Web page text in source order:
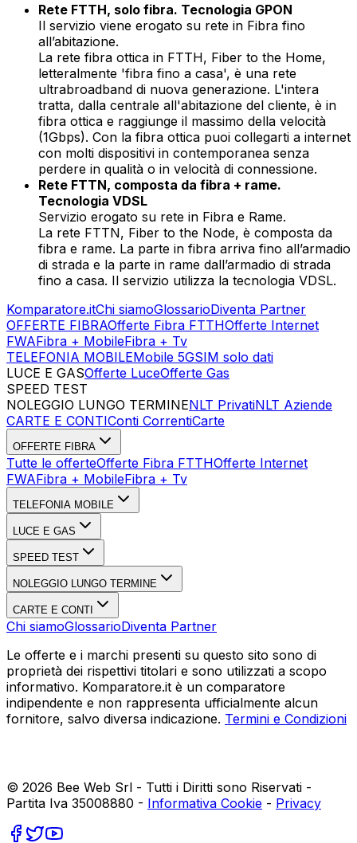
Rete FTTH, solo fibra. Tecnologia GPON
Il servizio viene erogato su rete in Fibra fino
all’abitazione.
La rete fibra ottica in FTTH, Fiber to the Home,
letteralmente 'fibra fino a casa', è una rete
ultrabroadband di nuova generazione. L'intera
tratta, dalla centrale all'abitazione del cliente, è in
fibra ottica e raggiunge il massimo della velocità
(1Gbps). Con la fibra ottica puoi collegarti a internet
con molti dispositivi in contemporanea senza
perdere in qualità o in velocità di connessione.
Rete FTTN, composta da fibra + rame.
Tecnologia VDSL
Servizio erogato su rete in Fibra e Rame.
La rete FTTN, Fiber to the Node, è composta da
fibra e rame. La parte in fibra arriva fino all’armadio
di strada e la parte in rame dall’armadio di strada
fino a casa. Il servizio utilizza la tecnologia VDSL.
Komparatore.itChi siamoGlossarioDiventa Partner
OFFERTE FIBRAOfferte Fibra FTTHOfferte Internet
FWAFibra + MobileFibra + Tv
TELEFONIA MOBILEMobile 5GSIM solo dati
LUCE E GASOfferte LuceOfferte Gas
SPEED TEST
NOLEGGIO LUNGO TERMINENLT PrivatiNLT Aziende
CARTE E CONTIConti CorrentiCarte
OFFERTE FIBRA
Tutte le offerteOfferte Fibra FTTHOfferte Internet
FWAFibra + MobileFibra + Tv
TELEFONIA MOBILE
LUCE E GAS
SPEED TEST
NOLEGGIO LUNGO TERMINE
CARTE E CONTI
Chi siamoGlossarioDiventa Partner
Le offerte e i marchi presenti su questo sito sono di
proprietà dei rispettivi titolari e sono utilizzati a scopo
informativo. Komparatore.it è un comparatore
indipendente e non rappresenta ufficialmente alcun
fornitore, salvo diversa indicazione. Termini e Condizioni
© 2026 Bee Web Srl - Tutti i Diritti sono Riservati -
Partita Iva 35008880 - Informativa Cookie - Privacy